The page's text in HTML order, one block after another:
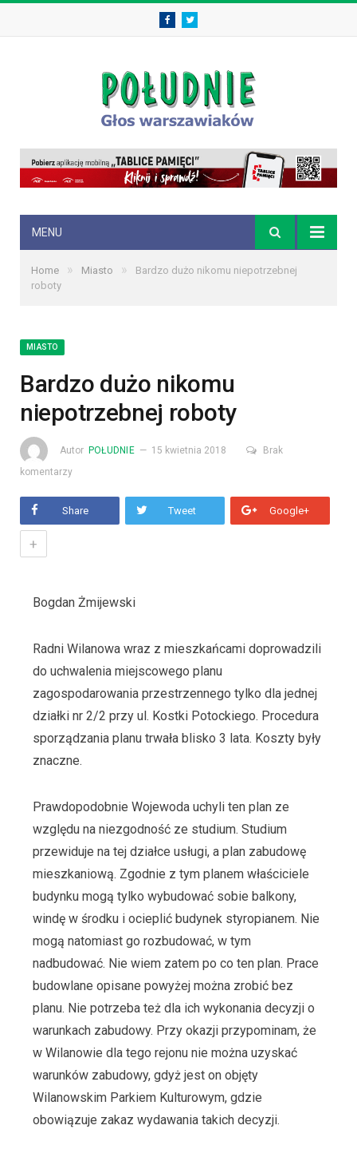
FacebookTwitter
MENU
Home » Miasto »
Bardzo dużo nikomu niepotrzebnej
roboty
MIASTO
Bardzo dużo nikomu
niepotrzebnej roboty
Autor POŁUDNIE 15 kwietnia 2018
Brak
komentarzy
Share Tweet Google+
+
Bogdan Żmijewski
Radni Wilanowa wraz z mieszkańcami doprowadzili
do uchwalenia miejscowego planu
zagospodarowania przestrzennego tylko dla jednej
działki nr 2/2 przy ul. Kostki Potockiego. Procedura
sporządzania planu trwała blisko 3 lata. Koszty były
znaczne.
Prawdopodobnie Wojewoda uchyli ten plan ze
względu na niezgodność ze studium. Studium
przewiduje na tej działce usługi, a plan zabudowę
mieszkaniową. Zgodnie z tym planem właściciele
budynku mogą tylko wybudować sobie balkony,
windę w środku i ocieplić budynek styropianem. Nie
mogą natomiast go rozbudować, w tym
nadbudować. Nie wiem zatem po co ten plan. Prace
budowlane opisane powyżej można zrobić bez
planu. Nie potrzeba też dla ich wykonania decyzji o
warunkach zabudowy. Przy okazji przypominam, że
w Wilanowie dla tego rejonu nie można uzyskać
warunków zabudowy, gdyż jest on objęty
Wilanowskim Parkiem Kulturowym, gdzie
obowiązuje zakaz wydawania takich decyzji.